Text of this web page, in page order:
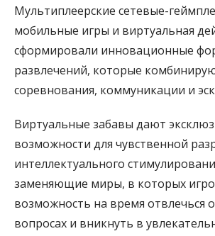
Мультиплеерские сетевые-
мобильные игры и виртуальная
сформировали инновационные
развлечений, которые
соревнования, коммуникации и
Виртуальные забавы дают
возможности для чувственной
интеллектуального
заменяющие миры, в которых
возможность на время отвлечься
вопросах и вникнуть в